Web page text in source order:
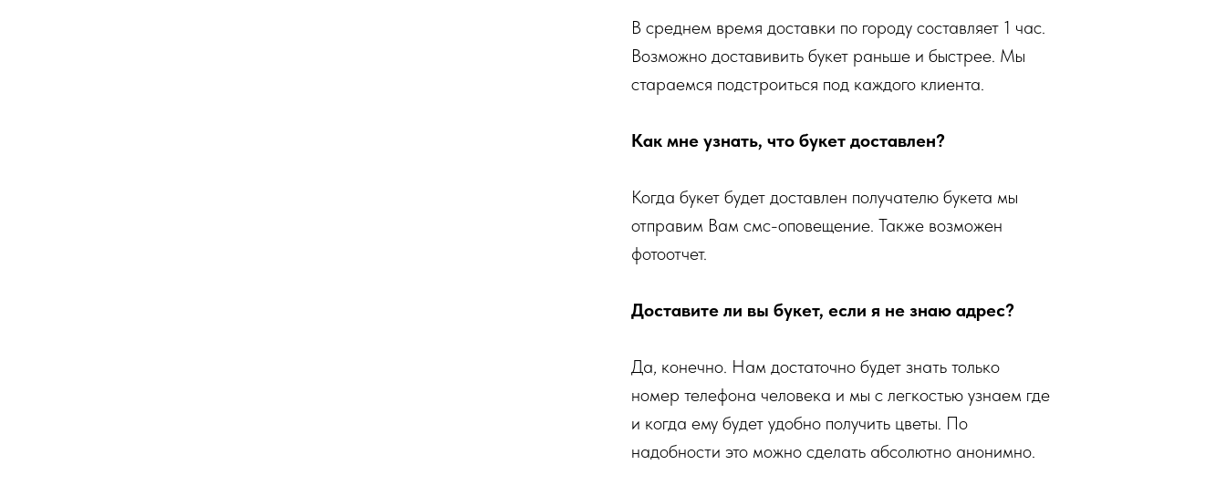
В среднем время доставки по городу составляет 1 час.
Возможно доставивить букет раньше и быстрее. Мы
стараемся подстроиться под каждого клиента.
Как мне узнать, что букет доставлен?
Когда букет будет доставлен получателю букета мы
отправим Вам смс-оповещение. Также возможен
фотоотчет.
Доставите ли вы букет, если я не знаю адрес?
Да, конечно. Нам достаточно будет знать только
номер телефона человека и мы с легкостью узнаем где
и когда ему будет удобно получить цветы. По
надобности это можно сделать абсолютно анонимно.